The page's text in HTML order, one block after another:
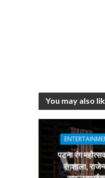
You may also
पटना रंग
रंगशाला,